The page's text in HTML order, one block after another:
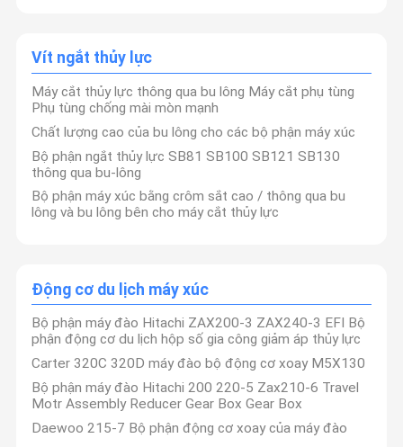
Vít ngắt thủy lực
Máy cắt thủy lực thông qua bu lông Máy cắt phụ tùng
Phụ tùng chống mài mòn mạnh
Chất lượng cao của bu lông cho các bộ phận máy xúc
Bộ phận ngắt thủy lực SB81 SB100 SB121 SB130
thông qua bu-lông
Bộ phận máy xúc bằng crôm sắt cao / thông qua bu
lông và bu lông bên cho máy cắt thủy lực
Động cơ du lịch máy xúc
Bộ phận máy đào Hitachi ZAX200-3 ZAX240-3 EFI Bộ
phận động cơ du lịch hộp số gia công giảm áp thủy lực
Carter 320C 320D máy đào bộ động cơ xoay M5X130
Bộ phận máy đào Hitachi 200 220-5 Zax210-6 Travel
Motr Assembly Reducer Gear Box Gear Box
Daewoo 215-7 Bộ phận động cơ xoay của máy đào